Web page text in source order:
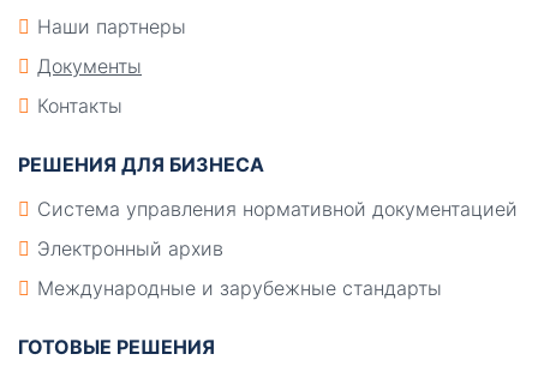
Наши партнеры
Документы
Контакты
РЕШЕНИЯ ДЛЯ БИЗНЕСА
Система управления нормативной документацией
Электронный архив
Международные и зарубежные стандарты
ГОТОВЫЕ РЕШЕНИЯ